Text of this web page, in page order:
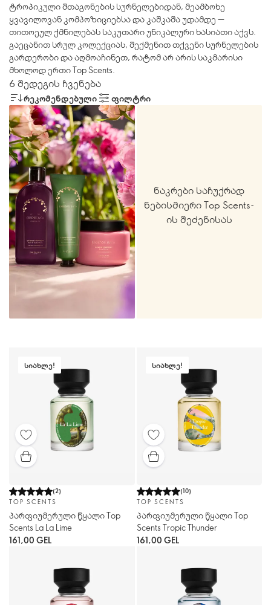
ტროპიკული შთაგონების სურნელებიდან, მეამბოხე
ყვავილოვან კომპოზიციებსა და კაშკაშა უდამდე —
თითოეულ ქმნილებას საკუთარი უნიკალური ხასიათი აქვს.
გაეცანით სრულ კოლექციას, შექმენით თქვენი სურნელების
გარდერობი და აღმოაჩინეთ, რატომ არ არის საკმარისი
მხოლოდ ერთი Top Scents.
6 შედეგის ჩვენება
ᲠᲔᲙᲝᲛᲔᲜᲓᲔᲑᲣᲚᲘ ᲤᲘᲚᲢᲠᲘ
ნაკრები საჩუქრად
ნებისმიერი Top Scents-
ის შეძენისას
ᲡᲘᲐᲮᲚᲔ!
(2)
TOP SCENTS
პარფიუმერული წყალი Top
Scents La La Lime
161,00 GEL
ᲡᲘᲐᲮᲚᲔ!
(10)
TOP SCENTS
პარფიუმერული წყალი Top
Scents Tropic Thunder
161,00 GEL